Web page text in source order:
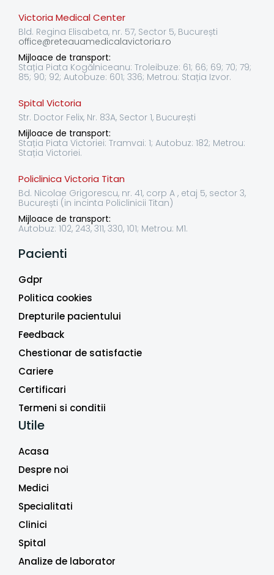
Victoria Medical Center
Bld. Regina Elisabeta, nr. 57, Sector 5, București
office@reteauamedicalavictoria.ro
Mijloace de transport:
Stația Piata Kogălniceanu: Troleibuze: 61; 66; 69; 70; 79;
85; 90; 92; Autobuze: 601; 336; Metrou: Stația Izvor.
Spital Victoria
Str. Doctor Felix, Nr. 83A, Sector 1, București
Mijloace de transport:
Stația Piata Victoriei: Tramvai: 1; Autobuz: 182; Metrou:
Stația Victoriei.
Policlinica Victoria Titan
Bd. Nicolae Grigorescu, nr. 41, corp A , etaj 5, sector 3,
București (in incinta Policlinicii Titan)
Mijloace de transport:
Autobuz: 102, 243, 311, 330, 101; Metrou: M1.
Pacienti
Gdpr
Politica cookies
Drepturile pacientului
Feedback
Chestionar de satisfactie
Cariere
Certificari
Termeni si conditii
Utile
Acasa
Despre noi
Medici
Specialitati
Clinici
Spital
Analize de laborator